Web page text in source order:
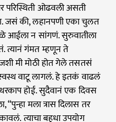
परिस्थिती ओढवली असती
जसं की, लहानपणी एका चुलत
आईला न सांगणं. सुरुवातीला
त्यानं गंमत म्हणून ते
मी मोठी होत गेले तसतसं
वाटू लागलं. हे इतकं वाढलं
होई. सुदैवानं एक दिवस
मला त्रास दिलास तर
त्याचा बहुधा उपयोग